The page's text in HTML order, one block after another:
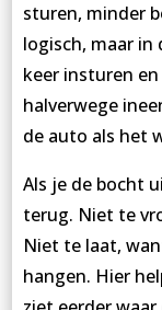
sturen, minder
logisch, maar in
keer insturen
halverwege
de auto als het
Als je de bocht
terug. Niet te
Niet te laat,
hangen. Hier